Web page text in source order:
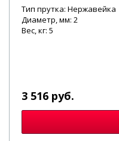
Тип прутка: Нержавейка
Диаметр, мм: 2
Вес, кг: 5
3 516 руб.